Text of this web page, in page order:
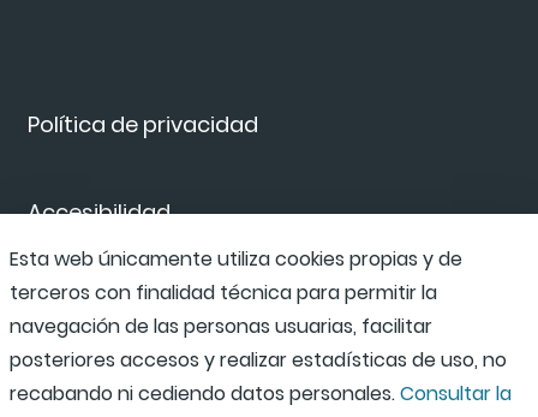
Política de privacidad
Accesibilidad
Canal de denuncias
Esta web únicamente utiliza cookies propias y de
terceros con finalidad técnica para permitir la
navegación de las personas usuarias, facilitar
posteriores accesos y realizar estadísticas de uso, no
recabando ni cediendo datos personales.Consultar la